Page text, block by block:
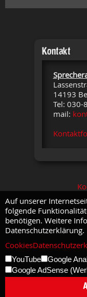
Kontakt
14193
Tel: 030-
mail:
Auf unserer
folgende
benötigen. Weitere
Datenschutzerklärung.
Cookies
YouTube
Google
Google AdSense